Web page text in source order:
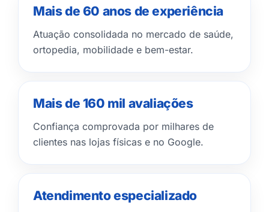
Mais de 60 anos de experiência
Atuação consolidada no mercado de saúde,
ortopedia, mobilidade e bem-estar.
Mais de 160 mil avaliações
Confiança comprovada por milhares de
clientes nas lojas físicas e no Google.
Atendimento especializado